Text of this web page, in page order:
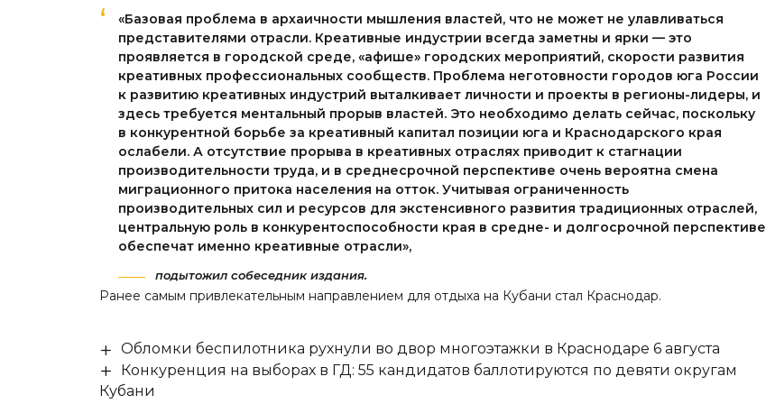
«Базовая проблема в архаичности мышления властей, что не может не улавливаться
представителями отрасли. Креативные индустрии всегда заметны и ярки — это
проявляется в городской среде, «афише» городских мероприятий, скорости развития
креативных профессиональных сообществ. Проблема неготовности городов юга России
к развитию креативных индустрий выталкивает личности и проекты в регионы-лидеры, и
здесь требуется ментальный прорыв властей. Это необходимо делать сейчас, поскольку
в конкурентной борьбе за креативный капитал позиции юга и Краснодарского края
ослабели. А отсутствие прорыва в креативных отраслях приводит к стагнации
производительности труда, и в среднесрочной перспективе очень вероятна смена
миграционного притока населения на отток. Учитывая ограниченность
производительных сил и ресурсов для экстенсивного развития традиционных отраслей,
центральную роль в конкурентоспособности края в средне- и долгосрочной перспективе
обеспечат именно креативные отрасли»,
подытожил собеседник издания.
Ранее самым привлекательным направлением для отдыха на Кубани стал Краснодар.
Обломки беспилотника рухнули во двор многоэтажки в Краснодаре 6 августа
Конкуренция на выборах в ГД: 55 кандидатов баллотируются по девяти округам
Кубани